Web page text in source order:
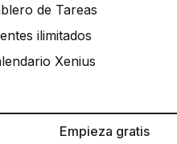
de Tareas
ilimitados
Xenius
Empieza gratis